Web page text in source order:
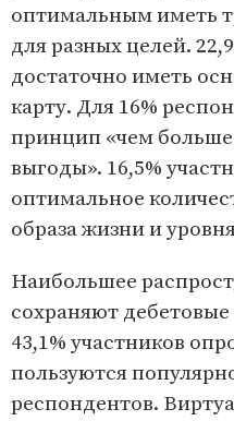
оптимальным иметь
для разных целей.
достаточно иметь
карту. Для 16%
принцип «чем
выгоды». 16,5%
оптимальное
образа жизни и
Наибольшее
сохраняют
43,1% участников
пользуются
респондентов.